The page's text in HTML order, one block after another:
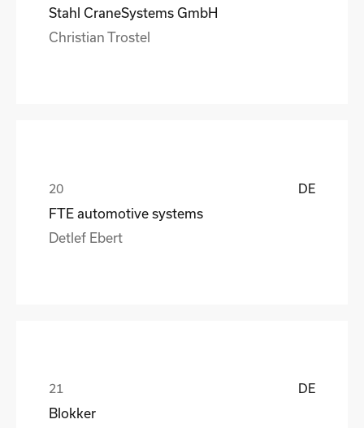
Stahl CraneSystems GmbH
Christian Trostel
DE
FTE automotive systems
Detlef Ebert
DE
Blokker